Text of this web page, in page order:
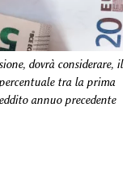
dovrà considerare, il
tra la prima
annuo precedente